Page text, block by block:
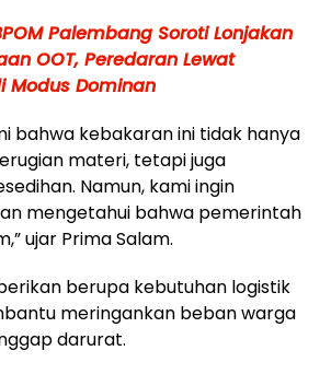
Palembang Soroti Lonjakan
OOT, Peredaran Lewat
Modus Dominan
bahwa kebakaran ini tidak hanya
materi, tetapi juga
Namun, kami ingin
mengetahui bahwa pemerintah
ujar Prima Salam.
berupa kebutuhan logistik
meringankan beban warga
darurat.